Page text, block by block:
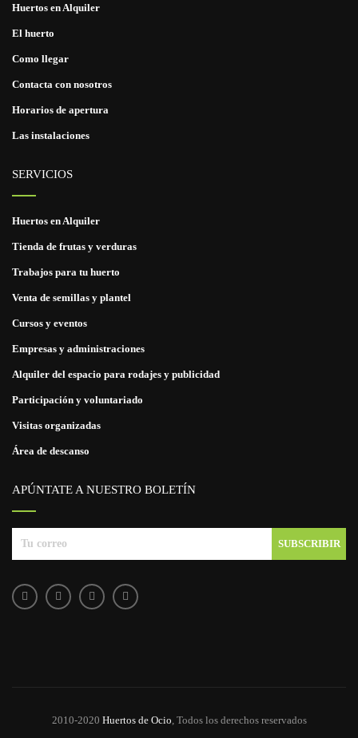
Huertos en Alquiler
El huerto
Como llegar
Contacta con nosotros
Horarios de apertura
Las instalaciones
SERVICIOS
Huertos en Alquiler
Tienda de frutas y verduras
Trabajos para tu huerto
Venta de semillas y plantel
Cursos y eventos
Empresas y administraciones
Alquiler del espacio para rodajes y publicidad
Participación y voluntariado
Visitas organizadas
Área de descanso
APÚNTATE A NUESTRO BOLETÍN
2010-2020 Huertos de Ocio , Todos los derechos reservados